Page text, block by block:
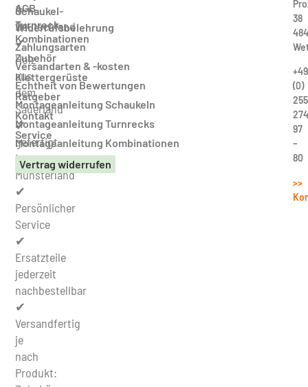
in
Deutschland
✔
Holz
aus
dem
Sauerland
✔
gefertigt
im
Münsterland
✔
Persönlicher
Service
✔
Ersatzteile
jederzeit
nachbestellbar
✔
Versandfertig
je
nach
Produkt:
AGB
Widerrufsbelehrung
Zahlungsarten
Versandarten & -kosten
Echtheit von Bewertungen
Montageanleitung Schaukeln
Montageanleitung Turnrecks
Montageanleitung Kombinationen
Vertrag widerrufen
Schaukel-
Turnreck-
Kombinationen
Zubehör
Klettergerüste
Ratgeber
Kontakt
Service
38
+49
(0)
274
97
–
80
>>